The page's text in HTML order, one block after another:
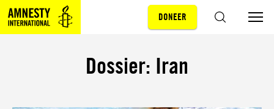
Sla navigatie over
DONEER
Dossier: Iran